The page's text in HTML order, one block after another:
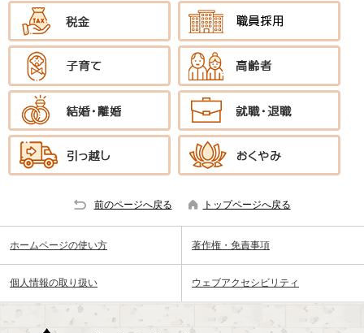
前のページへ戻る トップページへ戻る
ホームページの使い方 著作権・免責事項
個人情報の取り扱い ウェブアクセシビリティ